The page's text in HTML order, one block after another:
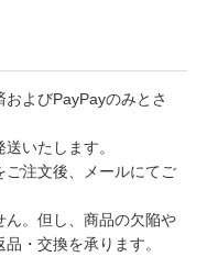
よびPayPayのみとさ
いたします。
注文後、メールにてご
。但し、商品の欠陥や
・交換を承ります。